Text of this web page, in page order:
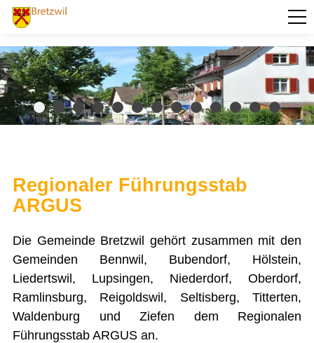
PORTRÄT
AKTUELLES
VERWALTUNG
SOZIALES / GESUNDHEIT
Informationsplattform Trockenheit
Jugenddienst Polizei BL
Militär- und Schiesswesen
Notfalltreffpunkt Bretzwil
Regionaler Führungsstab
ARGUS
Die Gemeinde Bretzwil gehört zusammen mit den
Gemeinden Bennwil, Bubendorf, Hölstein,
Liedertswil, Lupsingen, Niederdorf, Oberdorf,
Ramlinsburg, Reigoldswil, Seltisberg, Titterten,
Waldenburg und Ziefen dem Regionalen
Führungsstab ARGUS an.